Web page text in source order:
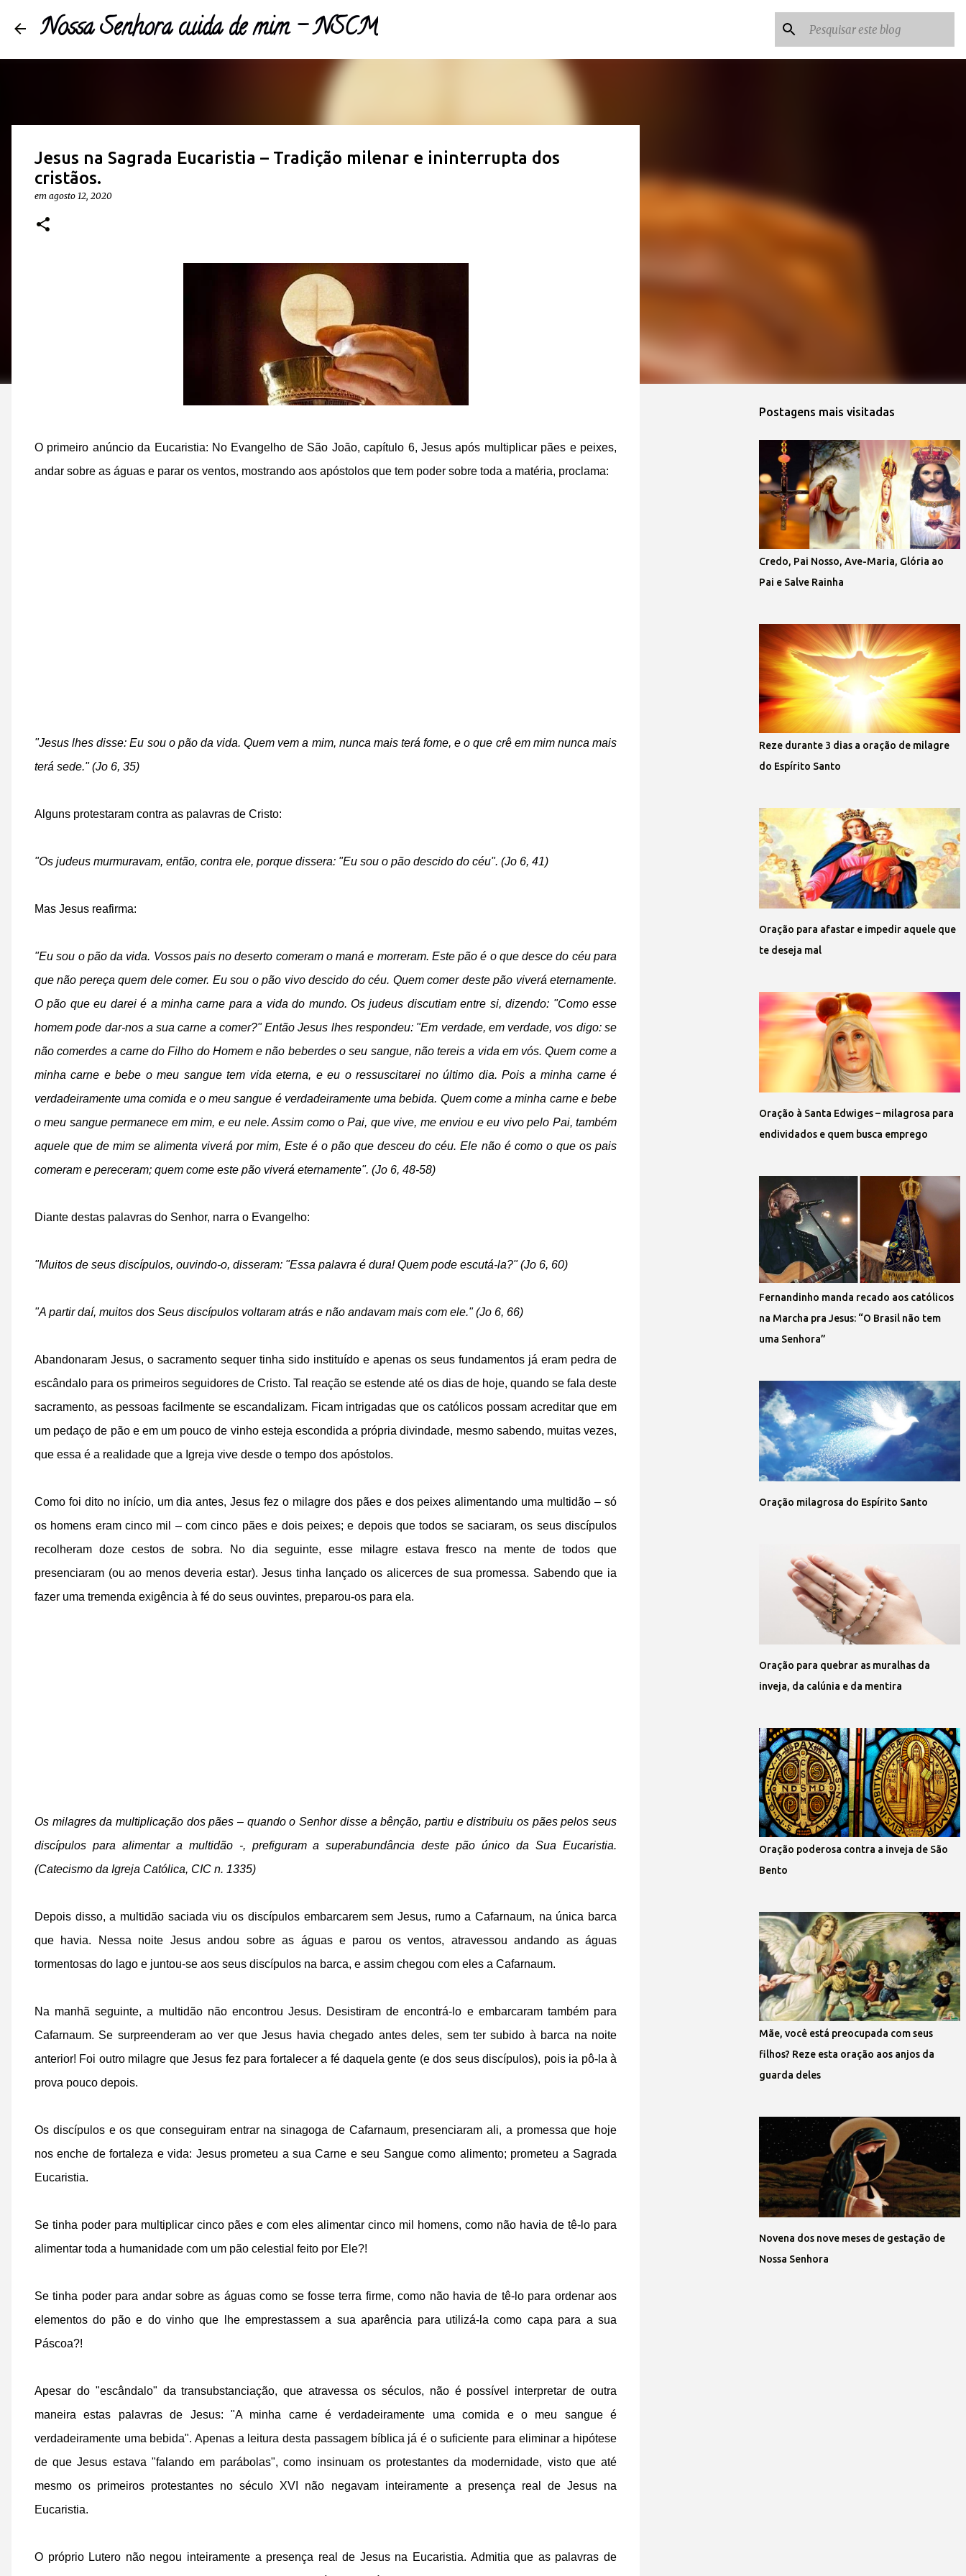
Nossa Senhora cuida de mim - NSCM
Jesus na Sagrada Eucaristia – Tradição milenar e ininterrupta dos
cristãos.
em agosto 12, 2020
O primeiro anúncio da Eucaristia: No Evangelho de São João, capítulo 6, Jesus após multiplicar pães e peixes,
andar sobre as águas e parar os ventos, mostrando aos apóstolos que tem poder sobre toda a matéria, proclama:
"Jesus lhes disse: Eu sou o pão da vida. Quem vem a mim, nunca mais terá fome, e o que crê em mim nunca mais
terá sede." (Jo 6, 35)
Alguns protestaram contra as palavras de Cristo:
"Os judeus murmuravam, então, contra ele, porque dissera: "Eu sou o pão descido do céu". (Jo 6, 41)
Mas Jesus reafirma:
"Eu sou o pão da vida. Vossos pais no deserto comeram o maná e morreram. Este pão é o que desce do céu para
que não pereça quem dele comer. Eu sou o pão vivo descido do céu. Quem comer deste pão viverá eternamente.
O pão que eu darei é a minha carne para a vida do mundo. Os judeus discutiam entre si, dizendo: "Como esse
homem pode dar-nos a sua carne a comer?" Então Jesus lhes respondeu: "Em verdade, em verdade, vos digo: se
não comerdes a carne do Filho do Homem e não beberdes o seu sangue, não tereis a vida em vós. Quem come a
minha carne e bebe o meu sangue tem vida eterna, e eu o ressuscitarei no último dia. Pois a minha carne é
verdadeiramente uma comida e o meu sangue é verdadeiramente uma bebida. Quem come a minha carne e bebe
o meu sangue permanece em mim, e eu nele. Assim como o Pai, que vive, me enviou e eu vivo pelo Pai, também
aquele que de mim se alimenta viverá por mim, Este é o pão que desceu do céu. Ele não é como o que os pais
comeram e pereceram; quem come este pão viverá eternamente". (Jo 6, 48-58)
Diante destas palavras do Senhor, narra o Evangelho:
"Muitos de seus discípulos, ouvindo-o, disseram: "Essa palavra é dura! Quem pode escutá-la?" (Jo 6, 60)
"A partir daí, muitos dos Seus discípulos voltaram atrás e não andavam mais com ele." (Jo 6, 66)
Abandonaram Jesus, o sacramento sequer tinha sido instituído e apenas os seus fundamentos já eram pedra de
escândalo para os primeiros seguidores de Cristo. Tal reação se estende até os dias de hoje, quando se fala deste
sacramento, as pessoas facilmente se escandalizam. Ficam intrigadas que os católicos possam acreditar que em
um pedaço de pão e em um pouco de vinho esteja escondida a própria divindade, mesmo sabendo, muitas vezes,
que essa é a realidade que a Igreja vive desde o tempo dos apóstolos.
Como foi dito no início, um dia antes, Jesus fez o milagre dos pães e dos peixes alimentando uma multidão – só
os homens eram cinco mil – com cinco pães e dois peixes; e depois que todos se saciaram, os seus discípulos
recolheram doze cestos de sobra. No dia seguinte, esse milagre estava fresco na mente de todos que
presenciaram (ou ao menos deveria estar). Jesus tinha lançado os alicerces de sua promessa. Sabendo que ia
fazer uma tremenda exigência à fé do seus ouvintes, preparou-os para ela.
Os milagres da multiplicação dos pães – quando o Senhor disse a bênção, partiu e distribuiu os pães pelos seus
discípulos para alimentar a multidão -, prefiguram a superabundância deste pão único da Sua Eucaristia.
(Catecismo da Igreja Católica, CIC n. 1335)
Depois disso, a multidão saciada viu os discípulos embarcarem sem Jesus, rumo a Cafarnaum, na única barca
que havia. Nessa noite Jesus andou sobre as águas e parou os ventos, atravessou andando as águas
tormentosas do lago e juntou-se aos seus discípulos na barca, e assim chegou com eles a Cafarnaum.
Na manhã seguinte, a multidão não encontrou Jesus. Desistiram de encontrá-lo e embarcaram também para
Cafarnaum. Se surpreenderam ao ver que Jesus havia chegado antes deles, sem ter subido à barca na noite
anterior! Foi outro milagre que Jesus fez para fortalecer a fé daquela gente (e dos seus discípulos), pois ia pô-la à
prova pouco depois.
Os discípulos e os que conseguiram entrar na sinagoga de Cafarnaum, presenciaram ali, a promessa que hoje
nos enche de fortaleza e vida: Jesus prometeu a sua Carne e seu Sangue como alimento; prometeu a Sagrada
Eucaristia.
Se tinha poder para multiplicar cinco pães e com eles alimentar cinco mil homens, como não havia de tê-lo para
alimentar toda a humanidade com um pão celestial feito por Ele?!
Se tinha poder para andar sobre as águas como se fosse terra firme, como não havia de tê-lo para ordenar aos
elementos do pão e do vinho que lhe emprestassem a sua aparência para utilizá-la como capa para a sua
Páscoa?!
Apesar do "escândalo" da transubstanciação, que atravessa os séculos, não é possível interpretar de outra
maneira estas palavras de Jesus: "A minha carne é verdadeiramente uma comida e o meu sangue é
verdadeiramente uma bebida". Apenas a leitura desta passagem bíblica já é o suficiente para eliminar a hipótese
de que Jesus estava "falando em parábolas", como insinuam os protestantes da modernidade, visto que até
mesmo os primeiros protestantes no século XVI não negavam inteiramente a presença real de Jesus na
Eucaristia.
O próprio Lutero não negou inteiramente a presença real de Jesus na Eucaristia. Admitia que as palavras de
Postagens mais visitadas
Credo, Pai Nosso, Ave-Maria, Glória ao
Pai e Salve Rainha
Reze durante 3 dias a oração de milagre
do Espírito Santo
Oração para afastar e impedir aquele que
te deseja mal
Oração à Santa Edwiges – milagrosa para
endividados e quem busca emprego
Fernandinho manda recado aos católicos
na Marcha pra Jesus: “O Brasil não tem
uma Senhora”
Oração milagrosa do Espírito Santo
Oração para quebrar as muralhas da
inveja, da calúnia e da mentira
Oração poderosa contra a inveja de São
Bento
Mãe, você está preocupada com seus
filhos? Reze esta oração aos anjos da
guarda deles
Novena dos nove meses de gestação de
Nossa Senhora